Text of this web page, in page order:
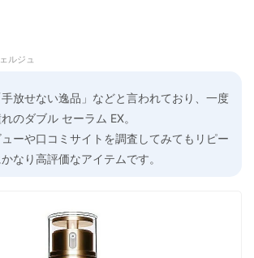
ルジュ
手放せない逸品」などと言われており、一度
のダブル セーラム EX。
ーや口コミサイトを調査してみてもリピー
なり高評価なアイテムです。